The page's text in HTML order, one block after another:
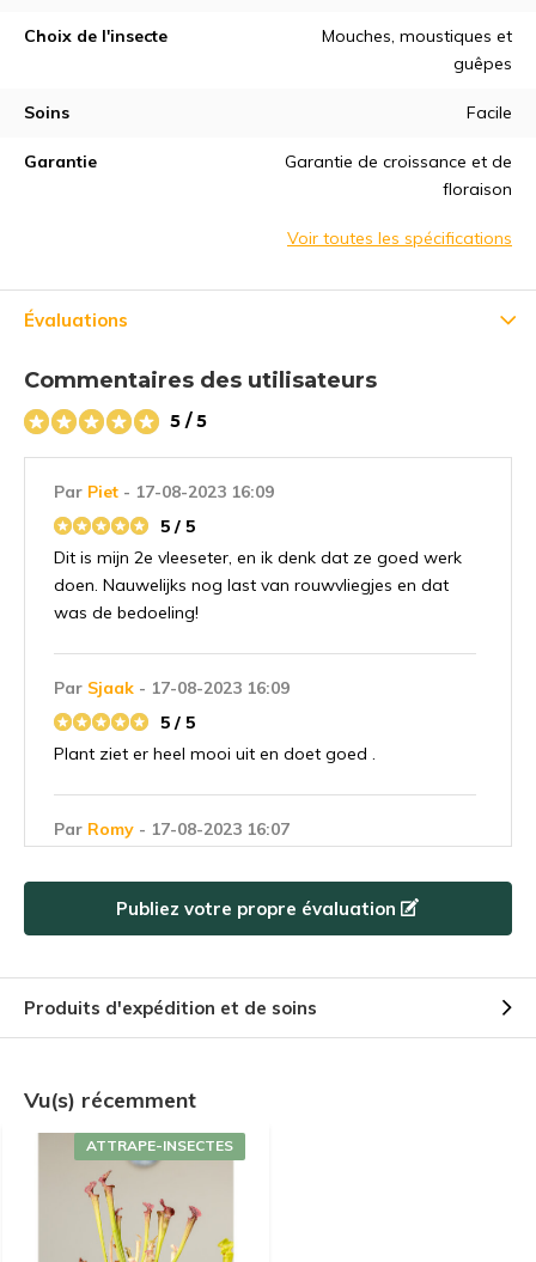
Choix de l'insecte
Mouches, moustiques et
guêpes
Soins Facile
Garantie
Garantie de croissance et de
floraison
Voir toutes les spécifications
Évaluations
Commentaires des utilisateurs
5 / 5
Par Piet - 17-08-2023 16:09
5 / 5
Dit is mijn 2e vleeseter, en ik denk dat ze goed werk
doen. Nauwelijks nog last van rouwvliegjes en dat
was de bedoeling!
Par Sjaak - 17-08-2023 16:09
5 / 5
Plant ziet er heel mooi uit en doet goed .
Par Romy - 17-08-2023 16:07
5 / 5
Merveilleux !
Par G.V.- 17-08-2023 12:30
5 / 5
Schöne Pflanze mit Sorgfalt verpackt
Par Barbara- 17-08-2023 12:29
Publiez votre propre évaluation
Produits d'expédition et de soins
Vu(s) récemment
ATTRAPE-INSECTES